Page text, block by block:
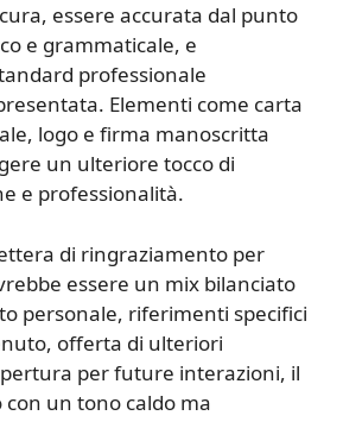
essere accurata dal punto
e grammaticale, e
professionale
Elementi come carta
logo e firma manoscritta
un ulteriore tocco di
e professionalità.
di ringraziamento per
essere un mix bilanciato
personale, riferimenti specifici
offerta di ulteriori
per future interazioni, il
un tono caldo ma